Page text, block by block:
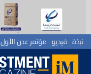
نبذة فيديو مؤتمر عدن الأول